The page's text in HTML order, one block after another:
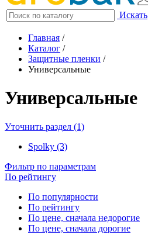
Искать
Главная /
Каталог /
Защитные пленки /
Универсальные
Универсальные
Уточнить раздел (1)
Spolky (3)
Фильтр по параметрам
По рейтингу
По популярности
По рейтингу
По цене, сначала недорогие
По цене, сначала дорогие